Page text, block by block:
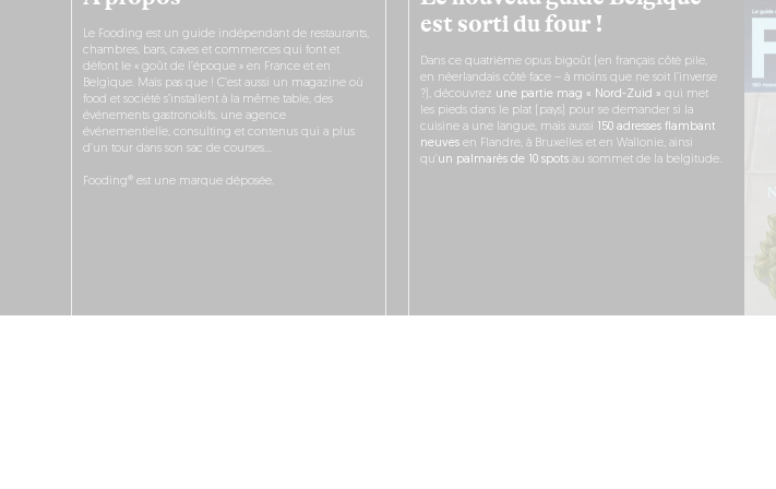
est sorti du four !
Dans ce quatrième opus bigoût (en français côté pile,
en néerlandais côté face – à moins que ne soit l’inverse
?), découvrez une partie mag « Nord-Zuid » qui met
les pieds dans le plat (pays) pour se demander si la
cuisine a une langue, mais aussi
150 adresses flambant
neuvesen Flandre, à Bruxelles et en Wallonie, ainsi
qu’ un palmarès de 10 spotsau sommet de la belgitude.
Le Fooding est un guide indépendant de restaurants,
chambres, bars, caves et commerces qui font et
défont le « goût de l’époque » en France et en
Belgique. Mais pas que ! C’est aussi un magazine où
food et société s’installent à la même table, des
événements gastronokifs, une agence
événementielle, consulting et contenus qui a plus
d’un tour dans son sac de courses…
Fooding® est une marque déposée.